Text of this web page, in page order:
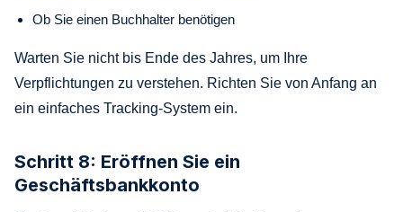
Ob Sie einen Buchhalter benötigen
Warten Sie nicht bis Ende des Jahres, um Ihre
Verpflichtungen zu verstehen. Richten Sie von Anfang an
ein einfaches Tracking-System ein.
Schritt 8: Eröffnen Sie ein
Geschäftsbankkonto